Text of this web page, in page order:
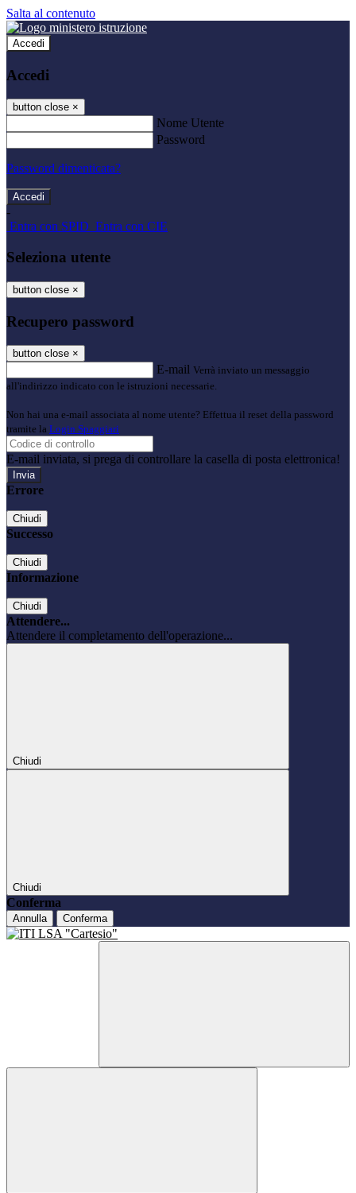
Salta al contenuto
Accedi
Accedi
button close ×
Nome Utente
Password
Password dimenticata?
-
Entra con SPID Entra con CIE
Seleziona utente
button close ×
Recupero password
button close ×
E-mail Verrà inviato un messaggio
all'indirizzo indicato con le istruzioni necessarie.
Non hai una e-mail associata al nome utente? Effettua il reset della password
tramite la Login Spaggiari
E-mail inviata, si prega di controllare la casella di posta elettronica!
Errore
Chiudi
Successo
Chiudi
Informazione
Chiudi
Attendere...
Attendere il completamento dell'operazione...
Chiudi
Chiudi
Conferma
Annulla Conferma